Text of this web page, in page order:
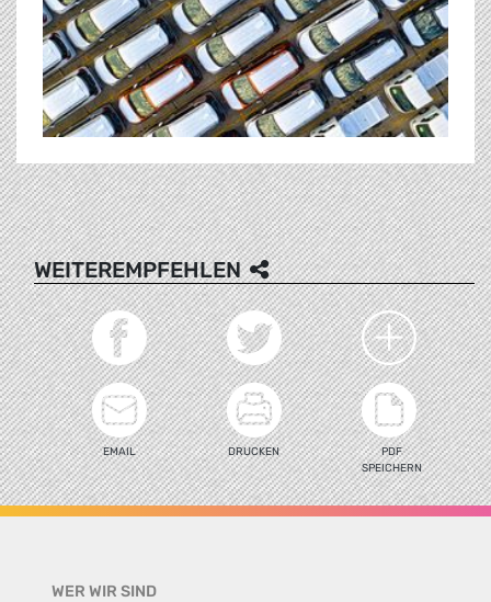
WEITEREMPFEHLEN
EMAIL DRUCKEN
PDF
SPEICHERN
WER WIR SIND